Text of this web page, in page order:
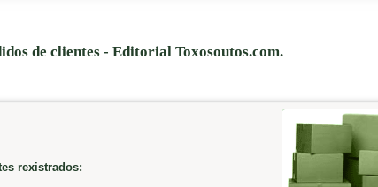
de clientes - Editorial Toxosoutos.com.
rexistrados: